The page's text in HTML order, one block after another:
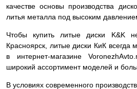
качестве основы производства
литья металла под высоким
Чтобы купить литые диски K&K
Красноярск, литые диски КиК всегда
в интернет-магазине
широкий ассортимент моделей и
В условиях современного